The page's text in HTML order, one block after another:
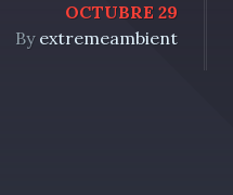
OCTUBRE 29
By extremeambient